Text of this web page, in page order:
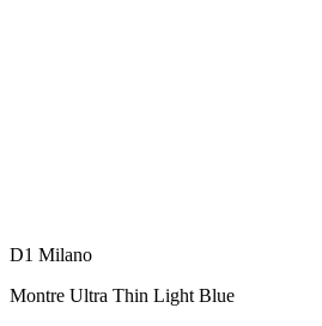
D1 Milano
Montre Ultra Thin Light Blue